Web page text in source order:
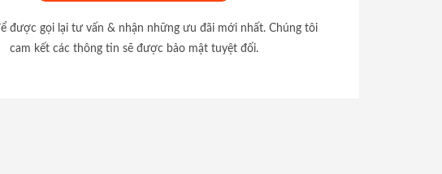
được gọi lại tư vấn & nhận những ưu đãi mới nhất. Chúng tôi
cam kết các thông tin sẽ được bảo mật tuyệt đối.